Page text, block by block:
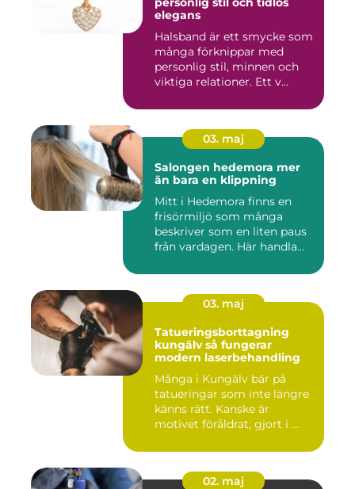
elegans
Halsband är ett smycke som
många förknippar med
personlig stil, minnen och
viktiga relationer. Ett v...
03. maj
Salongen hedemora mer
än bara en klippning
Mitt i Hedemora finns en
frisörmiljö som många
beskriver som en liten paus
från vardagen. Här handla...
03. maj
Tatueringsborttagning
kungälv så fungerar
modern laserbehandling
Många i Kungälv bär på
tatueringar som inte längre
känns rätt. Kanske är
motivet föråldrat, gjort i ...
02. maj